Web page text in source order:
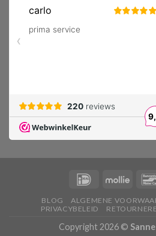
BLOG ALGEMENE
PRIVACYBELEID
Copyright 2026 ©